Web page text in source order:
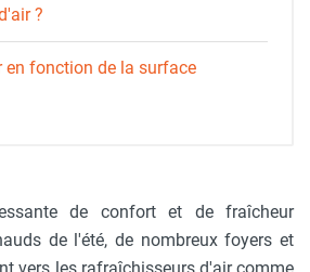
?
en fonction de la surface
de confort et de fraîcheur
de l'été, de nombreux foyers et
vers les rafraîchisseurs d'air comme